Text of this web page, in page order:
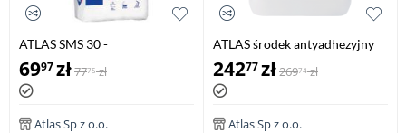
ATLAS SMS 30 -
szybkosprawny,
samopoziomujący podkład
podłogowy (3-30 mm), 25 kg
6997zł7775 zł
Atlas Sp z o.o.
ATLAS środek antyadhezyjny
do form silikonowych o
fakturze drewna, 5l
24277zł26974 zł
Atlas Sp z o.o.